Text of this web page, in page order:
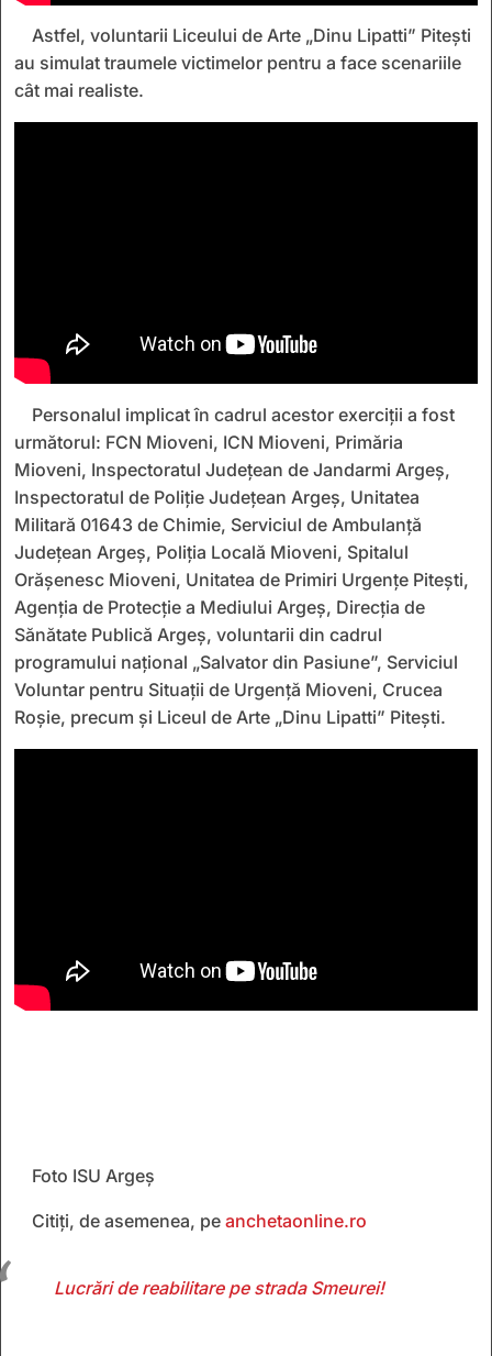
Astfel, voluntarii Liceului de Arte „Dinu Lipatti” Pitești
au simulat traumele victimelor pentru a face scenariile
cât mai realiste.
Personalul implicat în cadrul acestor exerciții a fost
următorul: FCN Mioveni, ICN Mioveni, Primăria
Mioveni, Inspectoratul Județean de Jandarmi Argeș,
Inspectoratul de Poliție Județean Argeș, Unitatea
Militară 01643 de Chimie, Serviciul de Ambulanță
Județean Argeș, Poliția Locală Mioveni, Spitalul
Orășenesc Mioveni, Unitatea de Primiri Urgențe Pitești,
Agenția de Protecție a Mediului Argeș, Direcția de
Sănătate Publică Argeș, voluntarii din cadrul
programului național „Salvator din Pasiune”, Serviciul
Voluntar pentru Situații de Urgență Mioveni, Crucea
Roșie, precum și Liceul de Arte „Dinu Lipatti” Pitești.
Foto ISU Argeș
Citiți, de asemenea, pe anchetaonline.ro
Lucrări de reabilitare pe strada Smeurei!